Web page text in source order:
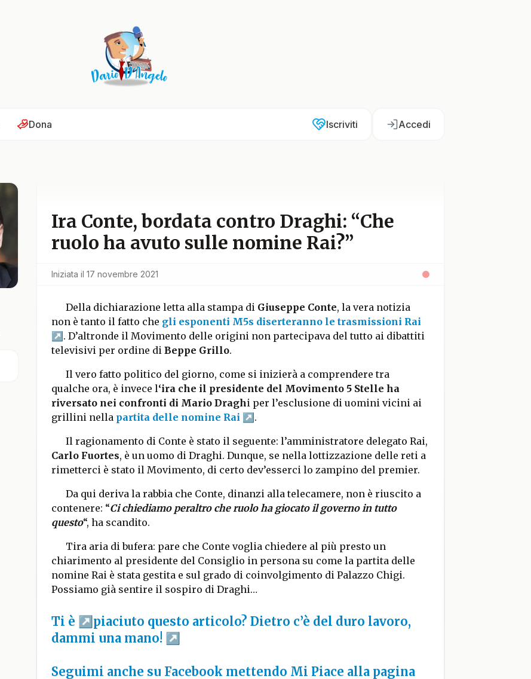
Dona Iscriviti Accedi
Ira Conte, bordata contro Draghi: “Che
ruolo ha avuto sulle nomine Rai?”
Iniziata il 17 novembre 2021
Della dichiarazione letta alla stampa diGiuseppe Conte, la vera notizia
non è tanto il fatto che gli esponenti M5s diserteranno le trasmissioni Rai
. D’altronde il Movimento delle origini non partecipava del tutto ai dibattiti
televisivi per ordine di Beppe Grillo.
Il vero fatto politico del giorno, come si inizierà a comprendere tra
qualche ora, è invece l‘ira che il presidente del Movimento 5 Stelle ha
riversato nei confronti di Mario Draghi per l’esclusione di uomini vicini ai
grillini nella partita delle nomine Rai
.
Il ragionamento di Conte è stato il seguente: l’amministratore delegato Rai,
Carlo Fuortes, è un uomo di Draghi. Dunque, se nella lottizzazione delle reti a
rimetterci è stato il Movimento, di certo dev’esserci lo zampino del premier.
Da qui deriva la rabbia che Conte, dinanzi alla telecamere, non è riuscito a
contenere: “Ci chiediamo peraltro che ruolo ha giocato il governo in tutto
questo“, ha scandito.
Tira aria di bufera: pare che Conte voglia chiedere al più presto un
chiarimento al presidente del Consiglio in persona su come la partita delle
nomine Rai è stata gestita e sul grado di coinvolgimento di Palazzo Chigi.
Possiamo già sentire il sospiro di Draghi…
Ti è
piaciuto questo articolo? Dietro c’è del duro lavoro,
dammi una mano!
Seguimi anche su Facebook mettendo Mi Piace alla pagina